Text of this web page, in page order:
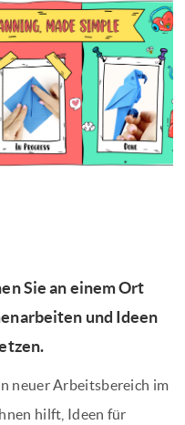
Sie an einem Ort
und Ideen
neuer Arbeitsbereich im
hilft, Ideen für